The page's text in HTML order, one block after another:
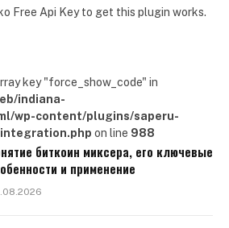
Free Api Key to get this plugin works.
key "force_show_code" in
indiana-
wp-content/plugins/saperu-
on line 988
биткоин миксера, его ключевые
и применение